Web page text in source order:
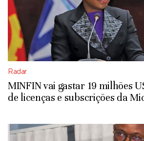
Radar
MINFIN vai gastar 19 milhões
de licenças e subscrições da